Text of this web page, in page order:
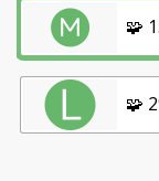
🧩
🧩